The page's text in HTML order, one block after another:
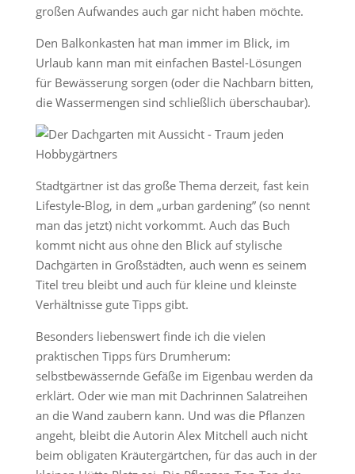
großen Aufwandes auch gar nicht haben möchte.
Den Balkonkasten hat man immer im Blick, im
Urlaub kann man mit einfachen Bastel-Lösungen
für Bewässerung sorgen (oder die Nachbarn bitten,
die Wassermengen sind schließlich überschaubar).
Stadtgärtner ist das große Thema derzeit, fast kein
Lifestyle-Blog, in dem „urban gardening” (so nennt
man das jetzt) nicht vorkommt. Auch das Buch
kommt nicht aus ohne den Blick auf stylische
Dachgärten in Großstädten, auch wenn es seinem
Titel treu bleibt und auch für kleine und kleinste
Verhältnisse gute Tipps gibt.
Besonders liebenswert finde ich die vielen
praktischen Tipps fürs Drumherum:
selbstbewässernde Gefäße im Eigenbau werden da
erklärt. Oder wie man mit Dachrinnen Salatreihen
an die Wand zaubern kann. Und was die Pflanzen
angeht, bleibt die Autorin Alex Mitchell auch nicht
beim obligaten Kräutergärtchen, für das auch in der